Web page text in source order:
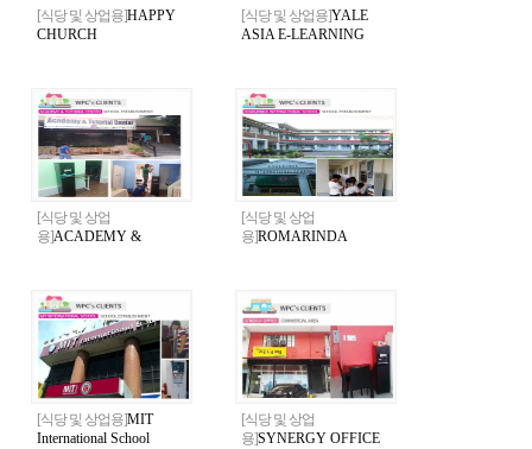
[식당 및 상업용]HAPPY
CHURCH
[식당 및 상업용]YALE
ASIA E-LEARNING
[식당 및 상업
용]ACADEMY &
[식당 및 상업
용]ROMARINDA
[식당 및 상업용]MIT
International School
[식당 및 상업
용]SYNERGY OFFICE